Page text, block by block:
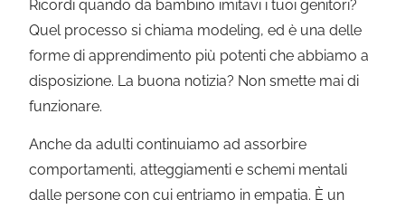
Ricordi quando da bambino imitavi i tuoi genitori?
Quel processo si chiama modeling, ed è una delle
forme di apprendimento più potenti che abbiamo a
disposizione. La buona notizia? Non smette mai di
funzionare.
Anche da adulti continuiamo ad assorbire
comportamenti, atteggiamenti e schemi mentali
dalle persone con cui entriamo in empatia. È un